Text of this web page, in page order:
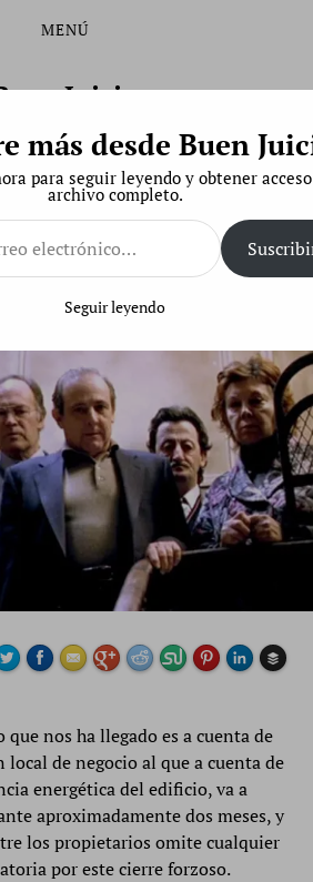
MENÚ
Juicio
de Código Abierto
cerrar el local por obras de la
que nos ha llegado es a cuenta de
de negocio al que a cuenta de
energética del edificio, va a
aproximadamente dos meses, y
los propietarios omite cualquier
por este cierre forzoso.
más desde Buen
para seguir leyendo y obtener
archivo completo.
Seguir leyendo